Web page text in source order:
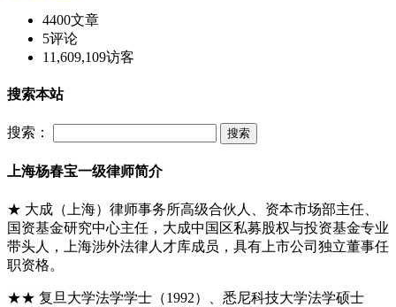
4400文章
5评论
11,609,109访客
搜索本站
搜索：
上海杨春宝一级律师简介
★ 大成（上海）律师事务所高级合伙人、资本市场部主任、
国资基金研究中心主任，大成中国区私募股权与投资基金专业
带头人，上海涉外法律人才库成员，具有上市公司独立董事任
职资格。
★★ 复旦大学法学学士（1992）、悉尼科技大学法学硕士